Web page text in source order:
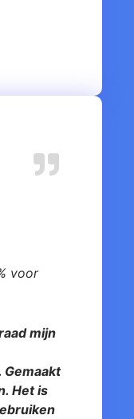
voor
mijn
Het is